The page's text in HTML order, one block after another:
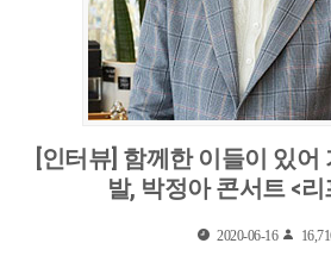
[인터뷰] 함께한 이들이 있어
발, 박정아 콘서트 <
2020-06-16